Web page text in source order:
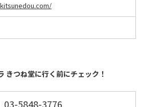
きつね堂に行く前にチェック！
03-5848-3776